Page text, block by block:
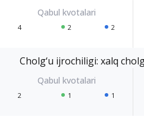
4 2 2
Cholg‘u ijrochiligi: xalq
2 1 1